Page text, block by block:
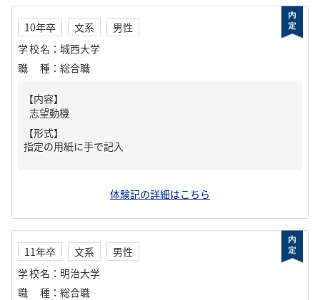
10年卒 文系
男性
学校名 ： 城西大学
職種 ： 総合職
【内容】
志望動機
【形式】
指定の用紙に手で記入
体験記の詳細はこちら
11年卒 文系
男性
学校名 ： 明治大学
職種 ： 総合職